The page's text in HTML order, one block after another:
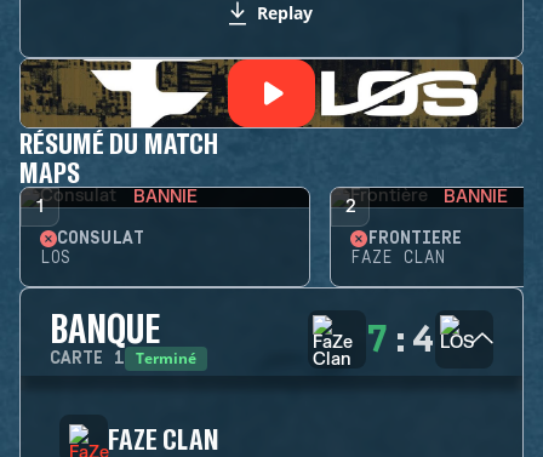
Replay
RÉSUMÉ DU MATCH
MAPS
1 BANNIE
CONSULAT
LOS
2 BANNIE
FRONTIÈRE
FAZE CLAN
BANQUE
CARTE 1 Terminé 7 : 4
FAZE CLAN